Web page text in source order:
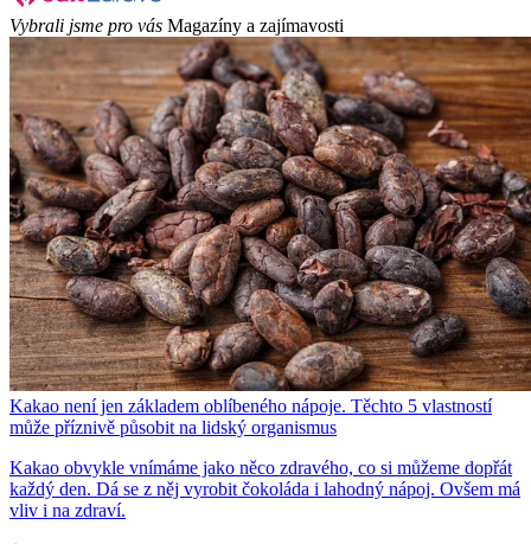
Vybrali jsme pro vás Magazíny a zajímavosti
Kakao není jen základem oblíbeného nápoje. Těchto 5 vlastností
může příznivě působit na lidský organismus
Kakao obvykle vnímáme jako něco zdravého, co si můžeme dopřát
každý den. Dá se z něj vyrobit čokoláda i lahodný nápoj. Ovšem má
vliv i na zdraví.